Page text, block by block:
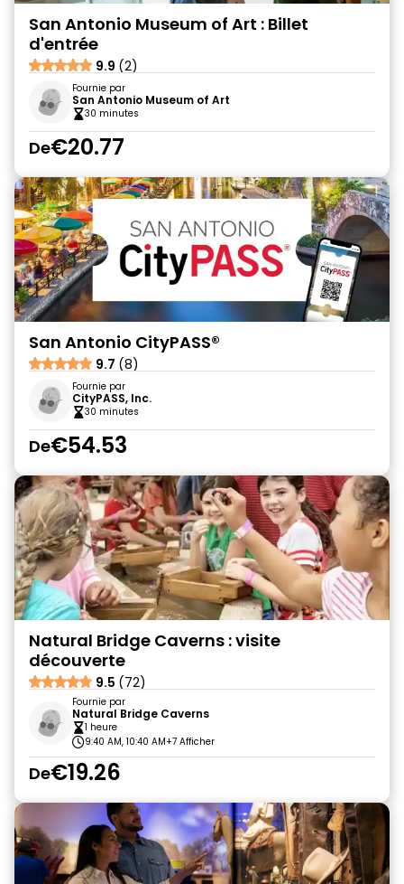
San Antonio Museum of Art : Billet
d'entrée
9.9 (2)
Fournie par
San Antonio Museum of Art
30 minutes
De€20.77
San Antonio CityPASS®
9.7 (8)
Fournie par
CityPASS, Inc.
30 minutes
De€54.53
Natural Bridge Caverns : visite
découverte
9.5 (72)
Fournie par
Natural Bridge Caverns
1 heure
9:40 AM, 10:40 AM+7 Afficher
De€19.26